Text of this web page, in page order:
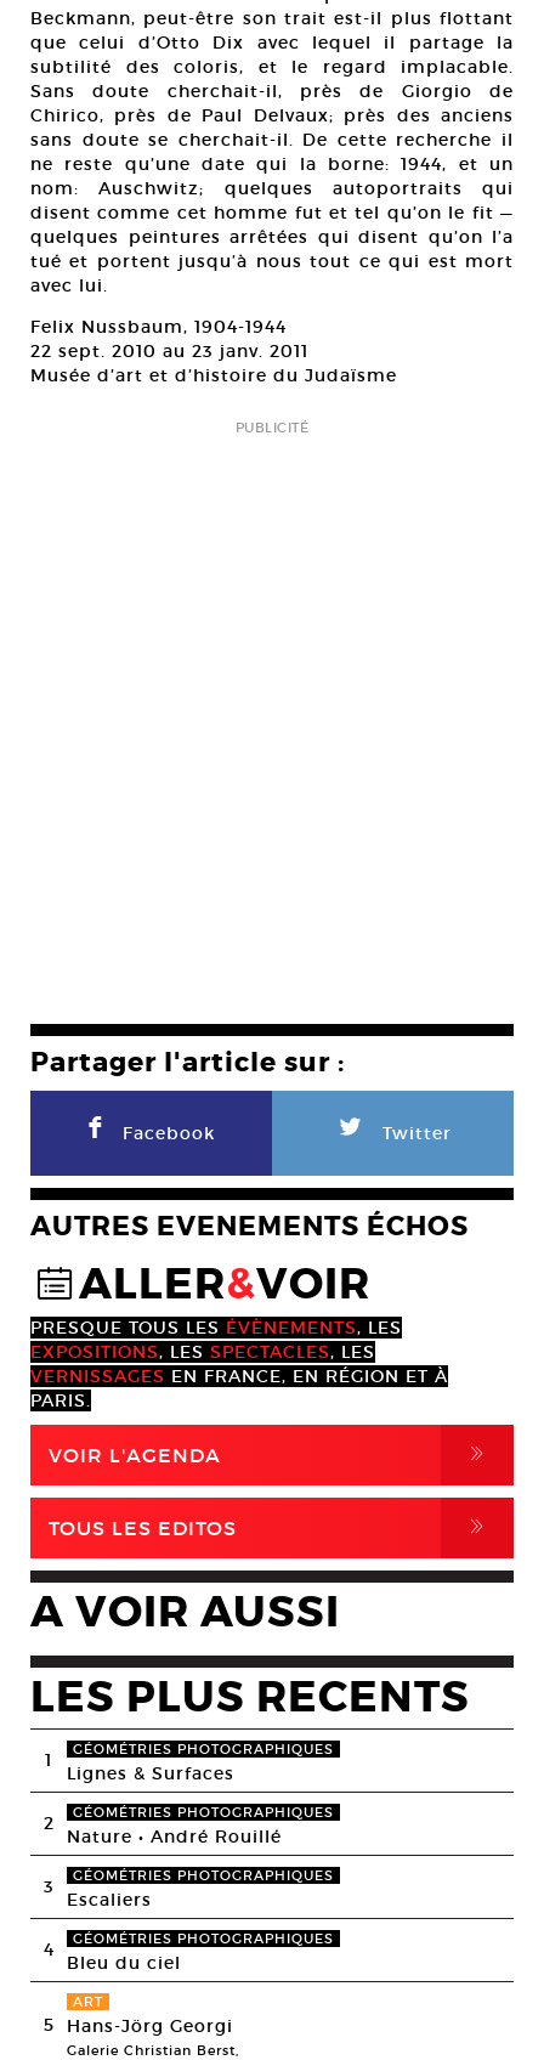
Beckmann, peut-être son trait est-il plus flottant
que celui d’Otto Dix avec lequel il partage la
subtilité des coloris, et le regard implacable.
Sans doute cherchait-il, près de Giorgio de
Chirico, près de Paul Delvaux; près des anciens
sans doute se cherchait-il. De cette recherche il
ne reste qu’une date qui la borne: 1944, et un
nom: Auschwitz; quelques autoportraits qui
disent comme cet homme fut et tel qu’on le fit —
quelques peintures arrêtées qui disent qu’on l’a
tué et portent jusqu’à nous tout ce qui est mort
avec lui.
Felix Nussbaum, 1904-1944
22 sept. 2010 au 23 janv. 2011
Musée d’art et d’histoire du Judaïsme
PUBLICITÉ
Partager l'article sur :
F Facebook L Twitter
AUTRES EVENEMENTS ÉCHOS
@ALLER&VOIR
PRESQUE TOUS LES ÉVÈNEMENTS, LES
EXPOSITIONS, LES SPECTACLES, LES
VERNISSAGES EN FRANCE, EN RÉGION ET À
PARIS.
VOIR L'AGENDA ,
TOUS LES EDITOS ,
A VOIR AUSSI
LES PLUS RECENTS
1 GÉOMÉTRIES PHOTOGRAPHIQUES
Lignes & Surfaces
2 GÉOMÉTRIES PHOTOGRAPHIQUES
Nature • André Rouillé
3 GÉOMÉTRIES PHOTOGRAPHIQUES
Escaliers
4 GÉOMÉTRIES PHOTOGRAPHIQUES
Bleu du ciel
5
ART
Hans-Jörg Georgi
Galerie Christian Berst,